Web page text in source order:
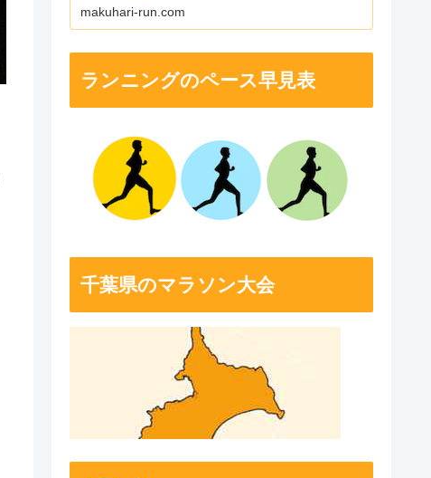
ニップレスなどを紹介していま
makuhari-run.com
ランニングのペース早見表
千葉県のマラソン大会